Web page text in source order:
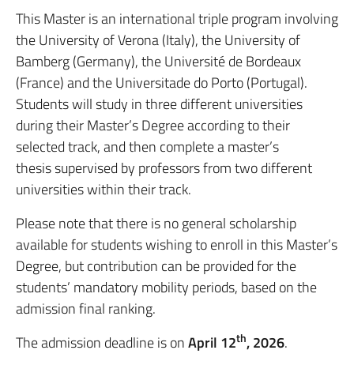
This Master is an international triple program involving
the University of Verona (Italy), the University of
Bamberg (Germany), the Université de Bordeaux
(France) and the Universitade do Porto (Portugal).
Students will study in three different universities
during their Master’s Degree according to their
selected track, and then complete a master’s
thesis supervised by professors from two different
universities within their track.
Please note that there is no general scholarship
available for students wishing to enroll in this Master’s
Degree, but contribution can be provided for the
students’ mandatory mobility periods, based on the
admission final ranking.
The admission deadline is onApril 12th, 2026.